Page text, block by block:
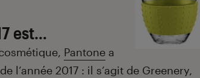
est…
Pantone a
l’année 2017 : il s’agit de Greenery,